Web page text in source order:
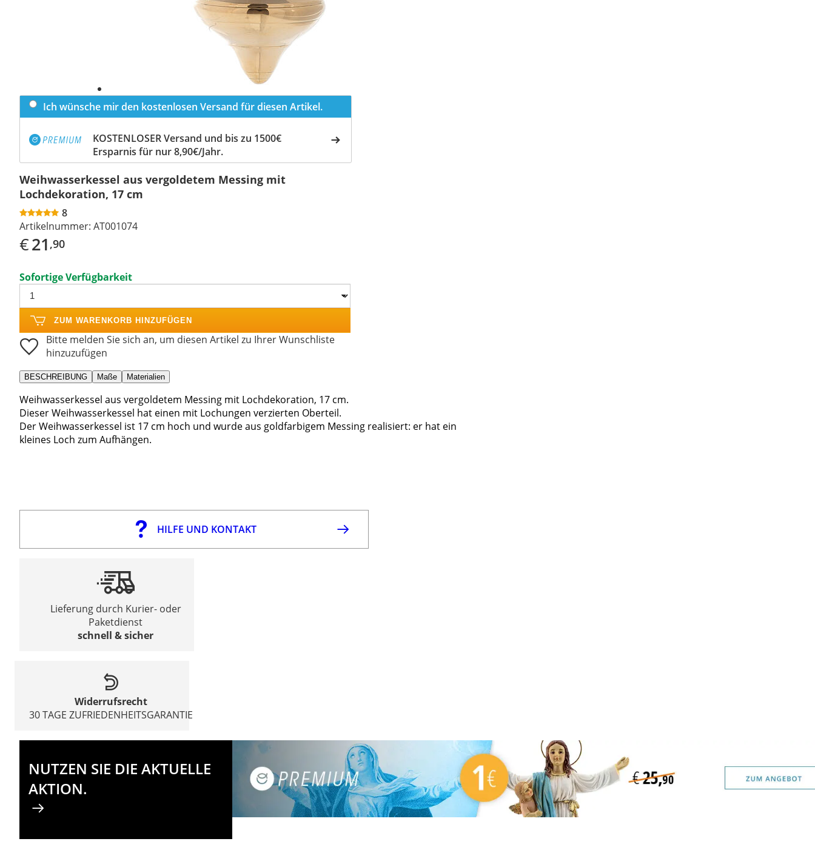
Ich wünsche mir den kostenlosen Versand für diesen Artikel.
KOSTENLOSER Versand und bis zu 1500€
Ersparnis für nur 8,90€/Jahr.
Weihwasserkessel aus vergoldetem Messing mit
Lochdekoration, 17 cm
8
Artikelnummer: AT001074
€21 ,90
Sofortige Verfügbarkeit
ZUM WARENKORB HINZUFÜGEN
Bitte melden Sie sich an, um diesen Artikel zu Ihrer Wunschliste
hinzuzufügen
BESCHREIBUNG Maße Materialien
Weihwasserkessel aus vergoldetem Messing mit Lochdekoration, 17 cm.
Dieser Weihwasserkessel hat einen mit Lochungen verzierten Oberteil.
Der Weihwasserkessel ist 17 cm hoch und wurde aus goldfarbigem Messing realisiert: er hat ein
kleines Loch zum Aufhängen.
HILFE UND KONTAKT
Lieferung durch Kurier- oder
Paketdienst
schnell & sicher
Widerrufsrecht
30 TAGE ZUFRIEDENHEITSGARANTIE
NUTZEN SIE DIE AKTUELLE
AKTION.